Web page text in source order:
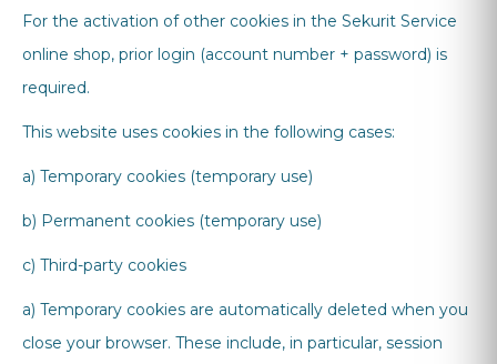
For the activation of other cookies in the Sekurit Service
online shop, prior login (account number + password) is
required.
This website uses cookies in the following cases:
a) Temporary cookies (temporary use)
b) Permanent cookies (temporary use)
c) Third-party cookies
a) Temporary cookies are automatically deleted when you
close your browser. These include, in particular, session